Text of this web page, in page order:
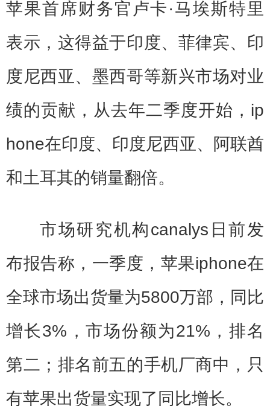
苹果首席财务官卢卡·马埃斯特里
表示，这得益于印度、菲律宾、印
度尼西亚、墨西哥等新兴市场对业
绩的贡献，从去年二季度开始，ip
hone在印度、印度尼西亚、阿联酋
和土耳其的销量翻倍。
市场研究机构canalys日前发
布报告称，一季度，苹果iphone在
全球市场出货量为5800万部，同比
增长3%，市场份额为21%，排名
第二；排名前五的手机厂商中，只
有苹果出货量实现了同比增长。